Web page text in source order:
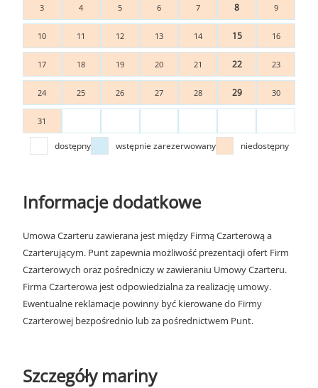
3 4 5 6 7 8 9
10 11 12 13 14 15 16
17 18 19 20 21 22 23
24 25 26 27 28 29 30
31
dostępny wstępnie zarezerwowany niedostępny
Informacje dodatkowe
Umowa Czarteru zawierana jest między Firmą Czarterową a
Czarterującym. Punt zapewnia możliwość prezentacji ofert Firm
Czarterowych oraz pośredniczy w zawieraniu Umowy Czarteru.
Firma Czarterowa jest odpowiedzialna za realizację umowy.
Ewentualne reklamacje powinny być kierowane do Firmy
Czarterowej bezpośrednio lub za pośrednictwem Punt.
Szczegóły mariny